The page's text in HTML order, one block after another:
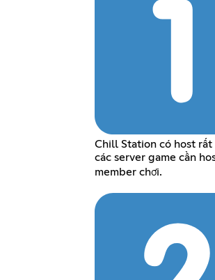
Chill Station có host rất
các server game cần
member chơi.